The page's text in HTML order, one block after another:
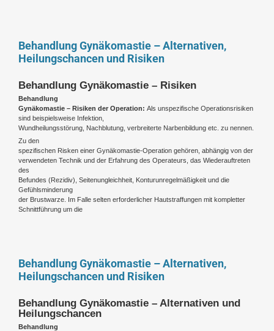
Behandlung Gynäkomastie – Alternativen,
Heilungschancen und Risiken
Behandlung Gynäkomastie – Risiken
Behandlung
Gynäkomastie – Risiken der Operation: Als unspezifische Operationsrisiken
sind beispielsweise Infektion,
Wundheilungsstörung, Nachblutung, verbreiterte Narbenbildung etc. zu nennen.
Zu den
spezifischen Risken einer Gynäkomastie-Operation gehören, abhängig von der
verwendeten Technik und der Erfahrung des Operateurs, das Wiederauftreten
des
Befundes (Rezidiv), Seitenungleichheit, Konturunregelmäßigkeit und die
Gefühlsminderung
der Brustwarze. Im Falle selten erforderlicher Hautstraffungen mit kompletter
Schnittführung um die
Behandlung Gynäkomastie – Alternativen,
Heilungschancen und Risiken
Behandlung Gynäkomastie – Alternativen und
Heilungschancen
Behandlung